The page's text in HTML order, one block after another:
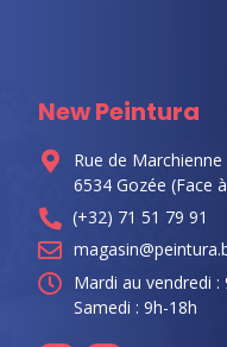
New Peintura
Rue de Marchienne
6534 Gozée (Face
(+32) 71 51 79 91
Mardi au vendredi
Samedi : 9h-18h